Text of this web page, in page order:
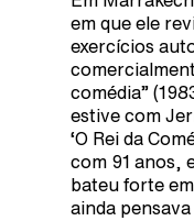
em que ele
exercícios
comédia”
estive com
‘O Rei da
com 91 anos,
bateu forte
ainda